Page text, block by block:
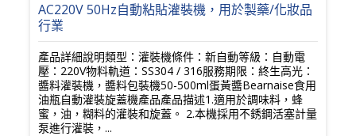
AC220V 50Hz自動粘貼灌裝機，用於製藥/化妝品
行業
產品詳細說明類型：灌裝機條件：新自動等級：自動電
壓：220V物料軌道：SS304 / 316服務期限：終生高光：
醬料灌裝機，醬料包裝機50-500ml蛋黃醬Bearnaise食用
油瓶自動灌裝旋蓋機產品產品描述1.適用於調味料，蜂
蜜，油，糊料的灌裝和旋蓋。 2.本機採用不銹鋼活塞計量
泵進行灌裝，...